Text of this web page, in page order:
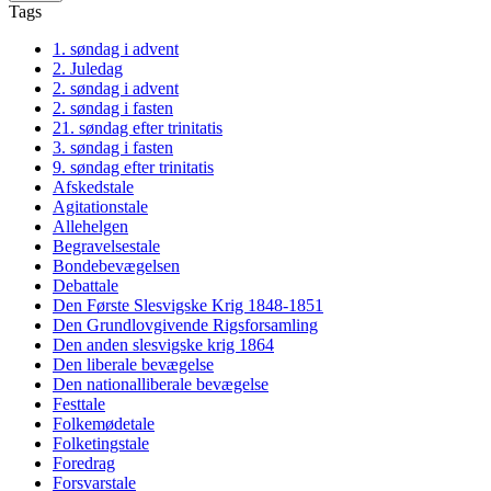
Tags
1. søndag i advent
2. Juledag
2. søndag i advent
2. søndag i fasten
21. søndag efter trinitatis
3. søndag i fasten
9. søndag efter trinitatis
Afskedstale
Agitationstale
Allehelgen
Begravelsestale
Bondebevægelsen
Debattale
Den Første Slesvigske Krig 1848-1851
Den Grundlovgivende Rigsforsamling
Den anden slesvigske krig 1864
Den liberale bevægelse
Den nationalliberale bevægelse
Festtale
Folkemødetale
Folketingstale
Foredrag
Forsvarstale